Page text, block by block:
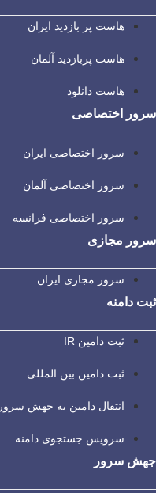
هاست پر بازدید ایران
هاست پربازدید آلمان
هاست دانلود
سرور اختصاصی
سرور اختصاصی ایران
سرور اختصاصی آلمان
سرور اختصاصی فرانسه
سرور مجازی
سرور مجازی ایران
ثبت دامنه
ثبت دامین IR
ثبت دامین بین المللی
انتقال دامین به جهش سرور
سرویس جستجوی دامنه
جهش سرور